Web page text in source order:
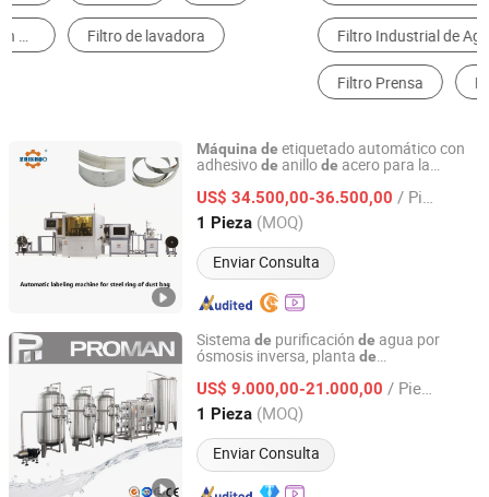
Filtro Industrial de Agua Equipo de Tratamiento de Aguas Residuales
Máquina de etiquetado automático con
adhesivode anillode acero para la
US$ 34.500,00-36.500,00 / Pieza
1 Pieza (MOQ)
Enviar Consulta
Changzhou Zhishuo Automatic Equipment Co., Ltd.
Jiangsu, China Desde 2025
Sistema de purificación de agua por
ósmosis inversa, planta de
pozo,máquinadetratamientodeagua,
precio
US$ 9.000,00-21.000,00 / Pieza
1 Pieza (MOQ)
Enviar Consulta
Zhangjiagang Proman Machine Co., Ltd.
Jiangsu, China Desde 2017